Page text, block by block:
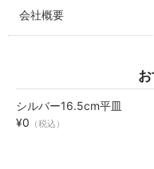
レスト・箸置き
アクセサリー
accessory
会社概要
シルバー16.5cm平皿
¥0 （税込）